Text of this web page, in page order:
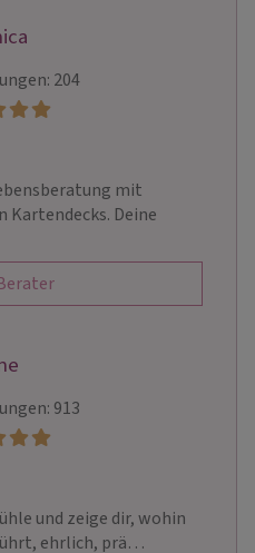
204
mit
Kartendecks. Deine
913
und zeige dir, wohin
ehrlich, prä…